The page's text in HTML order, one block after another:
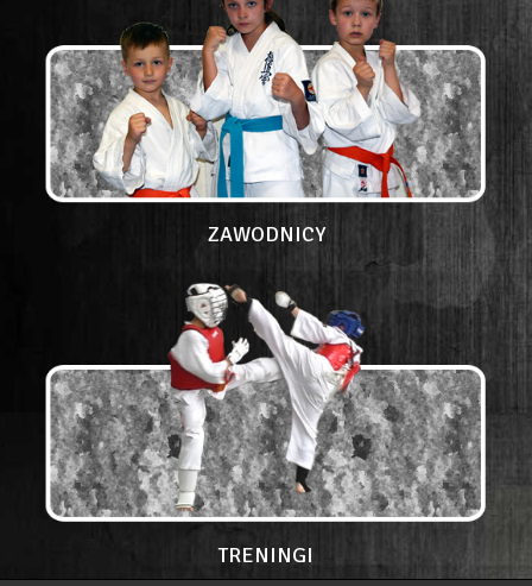
ZAWODNICY
TRENINGI